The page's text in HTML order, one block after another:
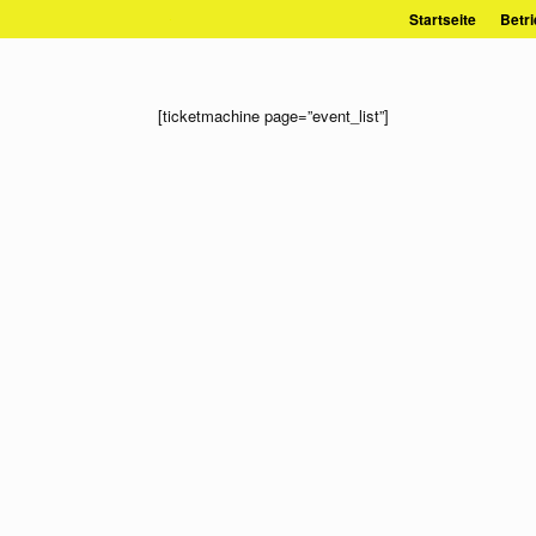
Inhalt
Startseite
[ticketmachine page=”event_list”]